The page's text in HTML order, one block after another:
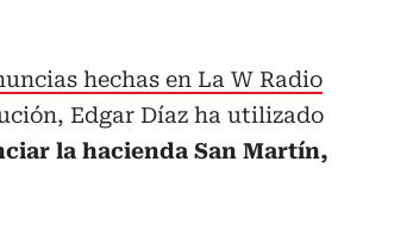
hechas en La W Radio
Edgar Díaz ha utilizado
la hacienda San Martín,